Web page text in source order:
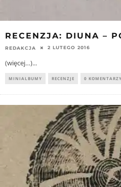
RECENZJA: DIUNA –
REDAKCJA 2 LUTEGO 2016
(więcej…)...
MINIALBUMY RECENZJE 0 KOMENTARZY